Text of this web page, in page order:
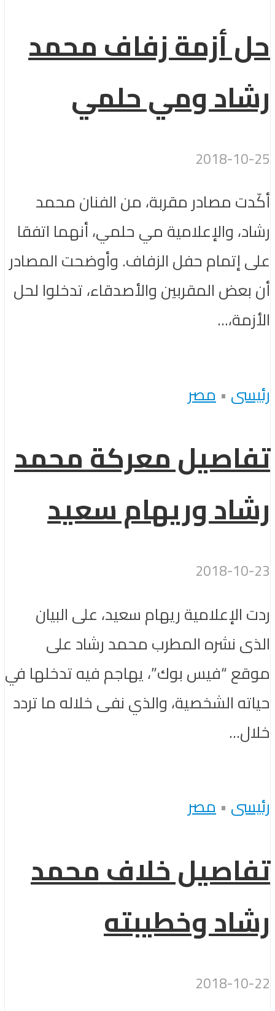
حل أزمة زفاف محمد
رشاد ومي حلمي
2018-10-25
أكّدت مصادر مقربة، من الفنان محمد
رشاد، والإعلامية مي حلمي، أنهما اتفقا
على إتمام حفل الزفاف. وأوضحت المصادر
أن بعض المقربين والأصدقاء، تدخلوا لحل
الأزمة،...
رئيسى •مصر
تفاصيل معركة محمد
رشاد وريهام سعيد
2018-10-23
ردت الإعلامية ريهام سعيد، على البيان
الذى نشره المطرب محمد رشاد على
موقع “فيس بوك”، يهاجم فيه تدخلها في
حياته الشخصية، والذي نفى خلاله ما تردد
خلال...
رئيسى •مصر
تفاصيل خلاف محمد
رشاد وخطيبته
2018-10-22